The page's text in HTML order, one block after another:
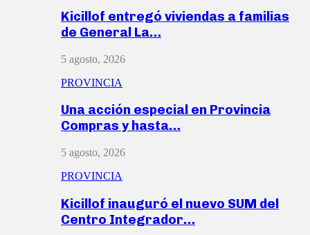
Kicillof entregó viviendas a familias
de General La…
5 agosto, 2026
PROVINCIA
Una acción especial en Provincia
Compras y hasta…
5 agosto, 2026
PROVINCIA
Kicillof inauguró el nuevo SUM del
Centro Integrador…